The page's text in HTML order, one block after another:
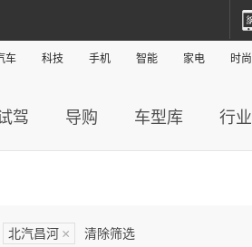
车 科技 手机 智能 家电 时尚
驾 导购 车型库 行业
北汽昌河 × 清除筛选